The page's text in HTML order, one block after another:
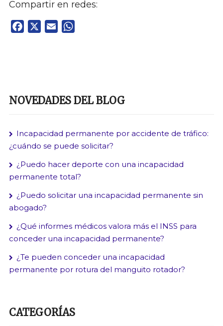
Compartir en redes:
Facebook Email
NOVEDADES DEL BLOG
Incapacidad permanente por accidente de tráfico:
¿cuándo se puede solicitar?
¿Puedo hacer deporte con una incapacidad
permanente total?
¿Puedo solicitar una incapacidad permanente sin
abogado?
¿Qué informes médicos valora más el INSS para
conceder una incapacidad permanente?
¿Te pueden conceder una incapacidad
permanente por rotura del manguito rotador?
CATEGORÍAS